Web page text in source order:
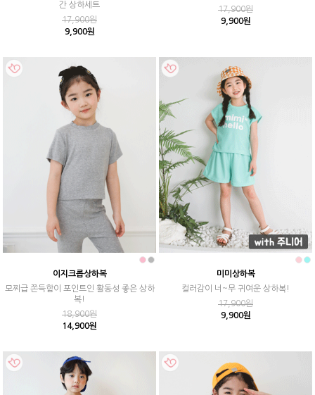
간 상하세트
17,900원
9,900원
17,900원
9,900원
이지크롭상하복
모찌급 쫀득함이 포인트인 활동성 좋은 상하
복!
18,900원
14,900원
미미상하복
컬러감이 너~무 귀여운 상하복!
17,900원
9,900원